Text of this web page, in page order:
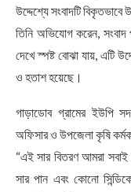
উদ্দেশ্যে সংবাদটি
তিনি অভিযোগ করেন,
দেখে স্পষ্ট বোঝা যায়, এটি
ও হতাশ হয়েছে।
গাড়াডোব গ্রামের ইউপি
অফিসার ও উপজেলা কৃষি
“এই সার বিতরণ আমরা সবাই
সার পান এবং কোনো